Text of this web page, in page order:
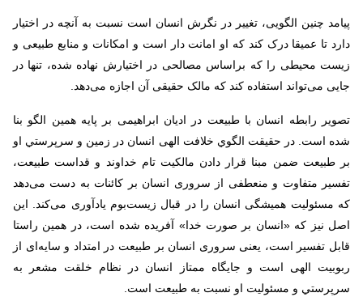
پیامد چنین الگویی، تغییر در نگرش انسان است نسبت به آنچه در اختیار
دارد تا عمیقا درک کند که او امانت دار است و امکانات و منابع طبیعی و
زیست محیطی را که براساس مصالحی در اختیارش نهاده شده، تنها در
جایی می‌تواند استفاده کند که مالک حقیقی آن اجازه می‌دهد.
تصویر رابطه انسان با طبيعت در ادیان ابراهیمی بر پايه همين الگو بنا
شده است. در حقيقت الگوي خلافت الهی انسان در زمین و سرپرستي او
بر طبیعت ضمن مبنا قرار دادن مالکیت تام خداوند و قداست طبیعت،
تفسير متفاوت و منعطفی از سروری انسان بر کائنات به دست می‌دهد
که مسئولیت همیشگی انسان را در قبال زیست‌بوم یادآوری می‌کند. اين
اصل نيز كه «انسان بر صورت خدا» آفريده شده است، در همین راستا
قابل تفسیر است، یعنی سروری انسان بر طبیعت در امتداد و سایه‌ای از
ربوبیت الهی است و جايگاه ممتاز انسان در نظام خلقت مشعر به
سرپرستي و مسئولیت او نسبت به طبیعت است.